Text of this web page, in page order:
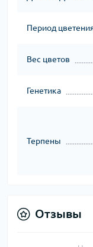
Период
Вес цветов
Генетика
Терпены
Отзывы